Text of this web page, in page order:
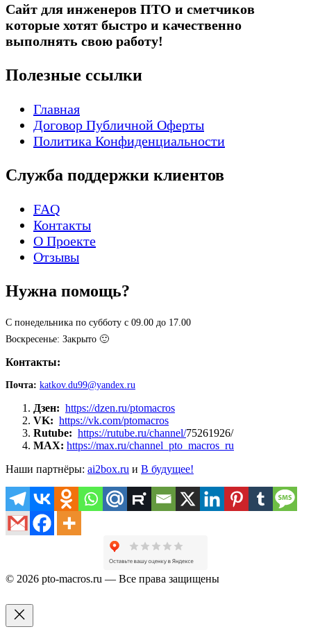
Сайт для инженеров ПТО и сметчиков
которые хотят быстро и качественно
выполнять свою работу!
Полезные ссылки
Главная
Договор Публичной Оферты
Политика Конфиденциальности
Служба поддержки клиентов
FAQ
Контакты
О Проекте
Отзывы
Нужна помощь?
С понедельника по субботу с 09.00 до 17.00
Воскресенье: Закрыто 🙂
Контакты:
Почта: katkov.du99@yandex.ru
Дзен: https://dzen.ru/ptomacros
VK: https://vk.com/ptomacros
Rutube: https://rutube.ru/channel/75261926/
MAX: https://max.ru/channel_pto_macros_ru
Наши партнёры: ai2box.ru и В будущее!
© 2026 pto-macros.ru — Все права защищены